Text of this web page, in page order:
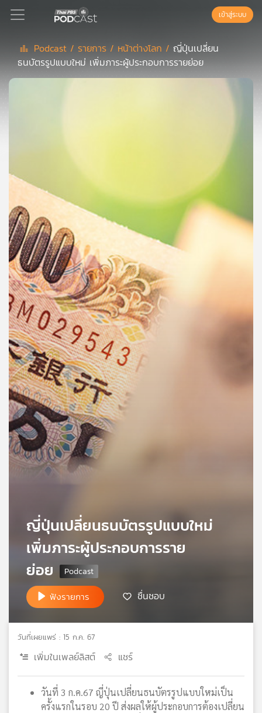
Podcast
เพล
ย์
ลิ
สต์
ของ
คุณ
เพลง
บทความ
ข่าว
และ
กิจกรรม
เกี่ยว
แผนที่
เข้าสู่ระบบ
Podcast / รายการ / หน้าต่างโลก / ญี่ปุ่นเปลี่ยน
ธนบัตรรูปแบบใหม่ เพิ่มภาระผู้ประกอบการรายย่อย
ญี่ปุ่นเปลี่ยนธนบัตรรูปแบบใหม่
เพิ่มภาระผู้ประกอบการราย
ย่อย
ฟังรายการ ชื่นชอบ
วันที่เผยแพร่ : 15 ก.ค. 67
เพิ่มในเพลย์ลิสต์ แชร์
วันที่ 3 ก.ค.67 ญี่ปุ่นเปลี่ยนธนบัตรรูปแบบใหม่เป็น
ครั้งแรกในรอบ 20 ปี ส่งผลให้ผู้ประกอบการต้องเปลี่ยน